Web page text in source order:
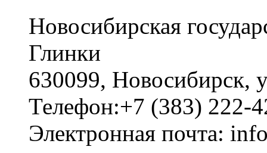
Новосибирская
Глинки
630099, Новосибирск,
Телефон:+7 (383) 222-
Электронная почта: